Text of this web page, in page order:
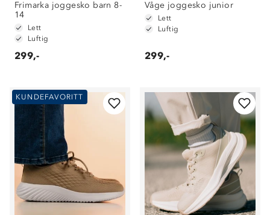
Frimarka joggesko barn 8-
14
Lett
Luftig
299,-
Våge joggesko junior
Lett
Luftig
299,-
KUNDEFAVORITT